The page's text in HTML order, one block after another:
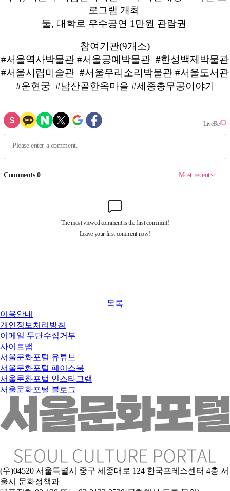
로그램 개최
둘, 대학로 우수공연 1만원 관람권
참여기관(9개소)
#서울역사박물관 #서울공예박물관 #한성백제박물관
#서울시립미술관 #서울우리소리박물관 #서울도서관
#운현궁 #남산골한옥마을 #세종충무공이야기
목록
이용안내
개인정보처리방침
이메일 무단수집거부
사이트맵
서울문화포털 유튜브
서울문화포털 페이스북
서울문화포털 인스타그램
서울문화포털 블로그
(우)04520 서울특별시 중구 세종대로 124 한국프레스센터 4층 서
울시 문화정책과